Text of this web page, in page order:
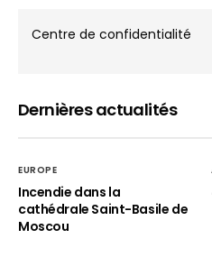
Centre de confidentialité
Dernières actualités
EUROPE
Incendie dans la
cathédrale Saint-Basile de
Moscou